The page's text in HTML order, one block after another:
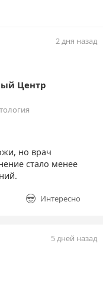
2 дня назад
Центр
но врач
стало менее
Интересно
5 дней назад